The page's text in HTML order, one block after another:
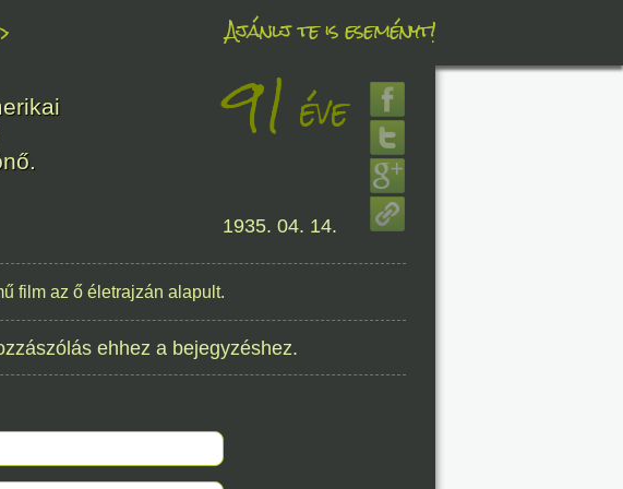
Ajánlj te is eseményt!
48éve
1978. 08. 06.
145éve
1881. 08. 06.
91 éve
1935. 04. 14.
film az ő életrajzán alapult.
ehhez a bejegyzéshez.